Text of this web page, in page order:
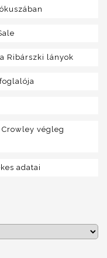
Ribárszki lányok
végleg
adatai